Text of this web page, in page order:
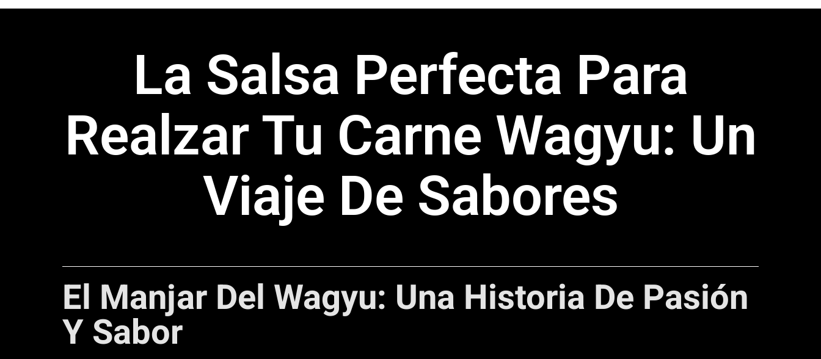
La Salsa Perfecta Para
Realzar Tu Carne Wagyu: Un
Viaje De Sabores
El Manjar Del Wagyu: Una Historia De Pasión
Y Sabor